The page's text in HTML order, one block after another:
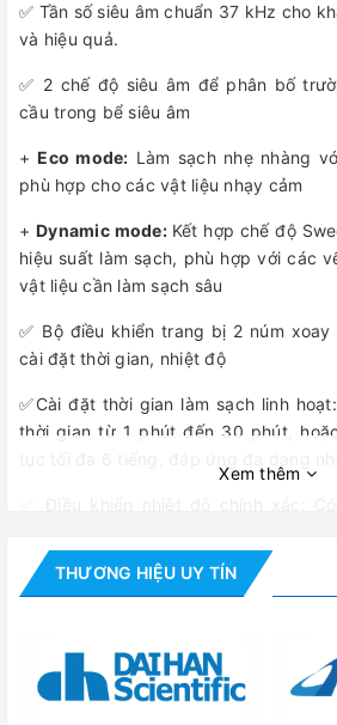
✅ Tần số siêu âm chuẩn 37 kHz cho
và hiệu quả.
✅ 2 chế độ siêu âm để phân bố
cầu trong bể siêu âm
+Eco mode: Làm sạch nhẹ nhàng
phù hợp cho các vật liệu nhạy cảm
+Dynamic mode: Kết hợp chế độ
hiệu suất làm sạch, phù hợp với các
vật liệu cần làm sạch sâu
✅ Bộ điều khiển trang bị 2 núm
cài đặt thời gian, nhiệt độ
✅Cài đặt thời gian làm sạch linh
thời gian từ 1 phút đến 30 phút,
sạch với các vết bẩn cứng đầu (
chức năng gia nhiệt
+ Tự tắt sau 8 giờ không hoạt động,
Xem thêm
THƯƠNG HIỆU UY TÍN